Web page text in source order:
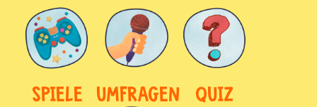
SPIELE UMFRAGEN QUIZ